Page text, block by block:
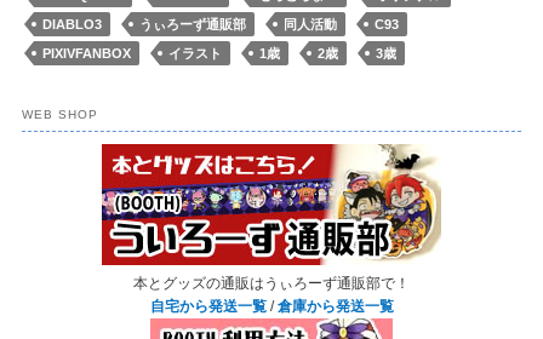
DIABLO3
うぃろーず通販部 同人活動
C93
PIXIVFANBOX
イラスト 1歳 2歳 3歳
WEB SHOP
本とグッズの通販はうぃろーず通販部で！
自宅から発送一覧/倉庫から発送一覧